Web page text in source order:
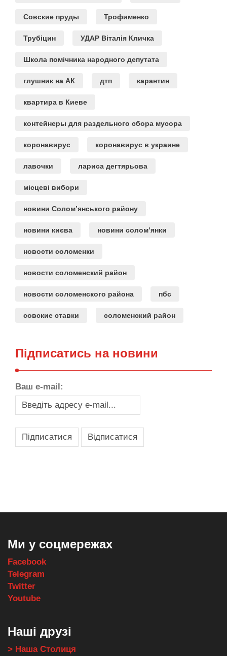
Совские пруды Трофименко
Трубіцин УДАР Віталія Кличка
Школа помічника народного депутата
глушник на АК дтп карантин
квартира в Киеве
контейнеры для раздельного сбора мусора
коронавирус коронавирус в украине
лавочки лариса дегтярьова
місцеві вибори
новини Солом’янського району
новини києва новини солом’янки
новости соломенки
новости соломенский район
новости соломенского района пбс
совские ставки соломенский район
Підписатись на новини
Ваш e-mail:
Ми у соцмережах
Facebook
Telegram
Twitter
Youtube
Наші друзі
> Наша Столиця